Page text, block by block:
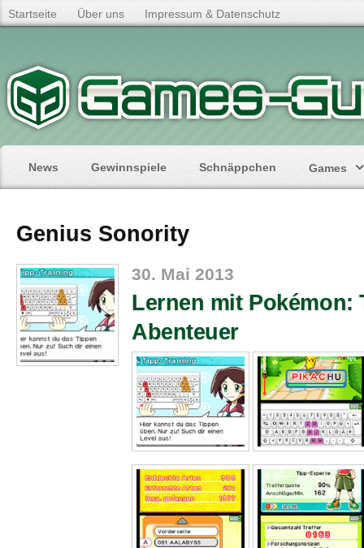
Startseite Über uns Impressum & Datenschutz
News Gewinnspiele Schnäppchen Games
Genius Sonority
30. Mai 2013
Lernen mit Pokémon:
Abenteuer